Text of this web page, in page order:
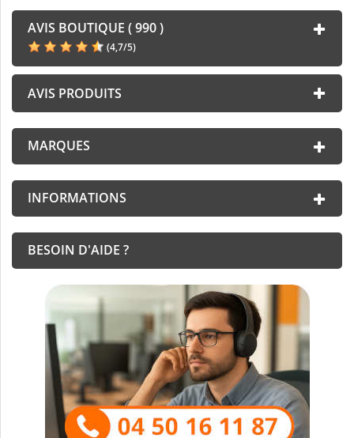
AVIS BOUTIQUE ( 990 )
(4,7/5)
AVIS PRODUITS
MARQUES
INFORMATIONS
BESOIN D'AIDE ?